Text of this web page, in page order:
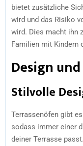
bietet zusätzliche
wird und das Risiko
wird. Dies macht ihn
Familien mit Kindern
Design
Stilvolle
Terrassenöfen gibt
sodass immer einer
deiner Terrasse